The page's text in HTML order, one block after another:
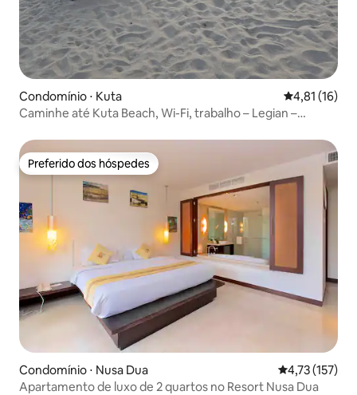
Condomínio ⋅ Kuta 4,81 de uma
4,81 (16)
Caminhe até Kuta Beach, Wi-Fi, trabalho – Legian –
Preferido dos hóspedes
Preferido dos hóspedes
Condomínio ⋅ Nusa Dua 4,73 de uma
4,73 (157)
Apartamento de luxo de 2 quartos no Resort Nusa Dua